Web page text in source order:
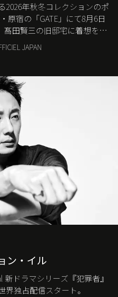
2026年秋冬コレクションのポ
原宿の「GATE」にて8月6日
田賢三の旧邸宅に着想を得
ジと遊び心が交差する最新
JAPAN
ン・イル
新ドラマシリーズ『犯罪者』
界独占配信スタート。